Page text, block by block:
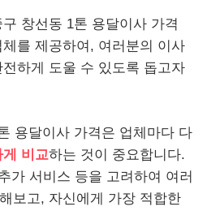
창선동 1톤 용달이사 가격
를 제공하여, 여러분의 이사
하게 도울 수 있도록 돕고자
용달이사 가격은 업체마다 다
비교하는 것이 중요합니다.
가 서비스 등을 고려하여 여러
보고, 자신에게 가장 적합한